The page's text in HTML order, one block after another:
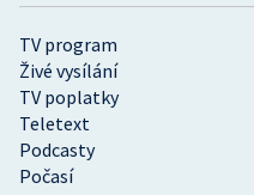
TV program
Živé vysílání
TV poplatky
Teletext
Podcasty
Počasí